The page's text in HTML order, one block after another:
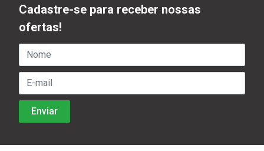
Cadastre-se para receber nossas
ofertas!